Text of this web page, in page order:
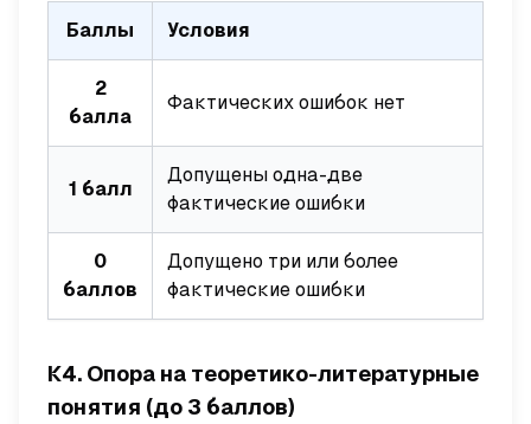
Баллы Условия
2
балла
Фактических ошибок нет
1 балл
Допущены одна-две
фактические ошибки
0
баллов
Допущено три или более
фактические ошибки
К4. Опора на теоретико-литературные
понятия (до 3 баллов)